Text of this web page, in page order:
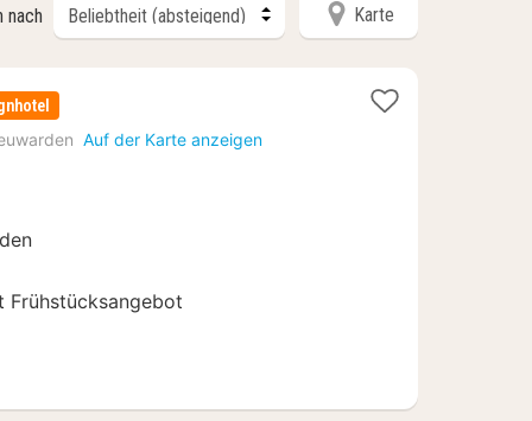
nach Karte
Auf der Karte anzeigen
Frühstücksangebot